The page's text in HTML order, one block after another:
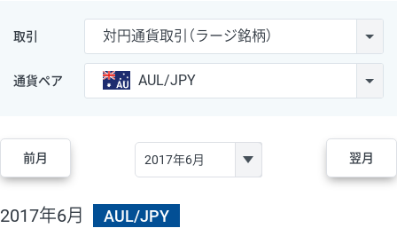
取引 対円通貨取引（ラージ銘柄）
通貨ペア AUL/JPY
前月 翌月
2017年6月 AUL/JPY